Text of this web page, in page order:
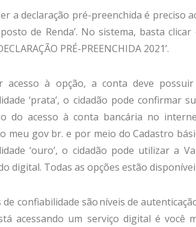
a declaração pré-preenchida é preciso
de Renda’. No sistema, basta
PRÉ-PREENCHIDA 2021’.
acesso à opção, a conta deve
‘prata’, o cidadão pode confirmar
do acesso à conta bancária no
meu gov br. e por meio do Cadastro
‘ouro’, o cidadão pode utilizar a
digital. Todas as opções estão
de confiabilidade são níveis de
acessando um serviço digital é você